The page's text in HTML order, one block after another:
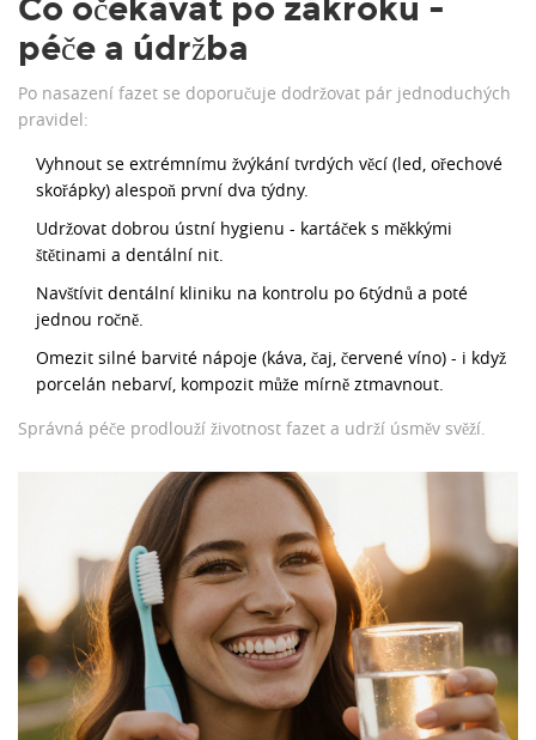
Co očekávat po zákroku -
péče a údržba
Po nasazení fazet se doporučuje dodržovat pár jednoduchých
pravidel:
Vyhnout se extrémnímu žvýkání tvrdých věcí (led, ořechové
skořápky) alespoň první dva týdny.
Udržovat dobrou ústní hygienu - kartáček s měkkými
štětinami a dentální nit.
Navštívit dentální kliniku na kontrolu po 6týdnů a poté
jednou ročně.
Omezit silné barvité nápoje (káva, čaj, červené víno) - i když
porcelán nebarví, kompozit může mírně ztmavnout.
Správná péče prodlouží životnost fazet a udrží úsměv svěží.